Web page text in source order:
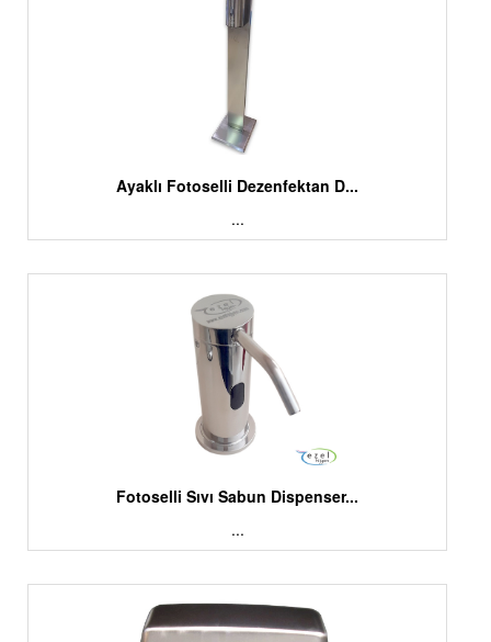
Ayaklı Fotoselli Dezenfektan D...
...
Fotoselli Sıvı Sabun Dispenser...
...